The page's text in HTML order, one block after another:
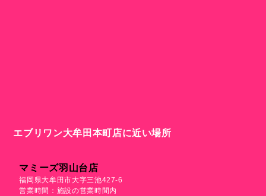
エブリワン大牟田本町店に近い場所
マミーズ羽山台店
福岡県大牟田市大字三池427-6
営業時間：施設の営業時間内